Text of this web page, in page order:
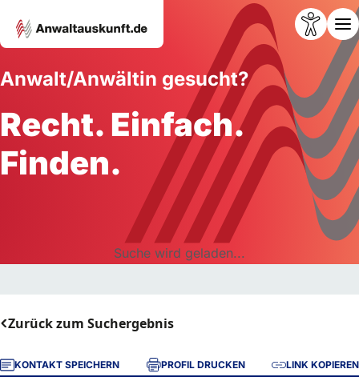
Anwalt/Anwältin gesucht?
Recht. Einfach.
Finden.
Suche wird geladen...
Zurück zum Suchergebnis
KONTAKT SPEICHERN PROFIL DRUCKEN LINK KOPIEREN